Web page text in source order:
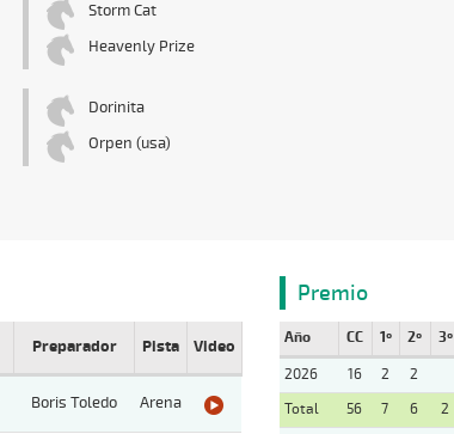
Storm Cat
Heavenly Prize
Dorinita
Orpen (usa)
Preparador Pista Video
Boris Toledo Arena
Premio
Año CC 1º 2º 3º
2026 16 2 2
Total
56 7 6 2